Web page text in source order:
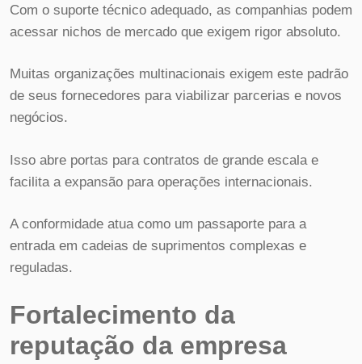
Com o suporte técnico adequado, as companhias podem
acessar nichos de mercado que exigem rigor absoluto.
Muitas organizações multinacionais exigem este padrão
de seus fornecedores para viabilizar parcerias e novos
negócios.
Isso abre portas para contratos de grande escala e
facilita a expansão para operações internacionais.
A conformidade atua como um passaporte para a
entrada em cadeias de suprimentos complexas e
reguladas.
Fortalecimento da
reputação da empresa